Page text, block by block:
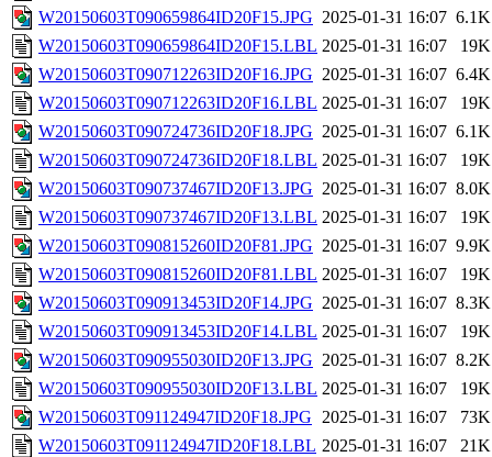
W20150603T090659864ID20F15.JPG 2025-01-31 16:07 6.1K
W20150603T090659864ID20F15.LBL 2025-01-31 16:07
19K
W20150603T090712263ID20F16.JPG 2025-01-31 16:07 6.4K
W20150603T090712263ID20F16.LBL 2025-01-31 16:07
19K
W20150603T090724736ID20F18.JPG 2025-01-31 16:07 6.1K
W20150603T090724736ID20F18.LBL 2025-01-31 16:07
19K
W20150603T090737467ID20F13.JPG 2025-01-31 16:07 8.0K
W20150603T090737467ID20F13.LBL 2025-01-31 16:07
19K
W20150603T090815260ID20F81.JPG 2025-01-31 16:07 9.9K
W20150603T090815260ID20F81.LBL 2025-01-31 16:07
19K
W20150603T090913453ID20F14.JPG 2025-01-31 16:07 8.3K
W20150603T090913453ID20F14.LBL 2025-01-31 16:07
19K
W20150603T090955030ID20F13.JPG 2025-01-31 16:07 8.2K
W20150603T090955030ID20F13.LBL 2025-01-31 16:07
19K
W20150603T091124947ID20F18.JPG 2025-01-31 16:07
73K
W20150603T091124947ID20F18.LBL 2025-01-31 16:07
21K